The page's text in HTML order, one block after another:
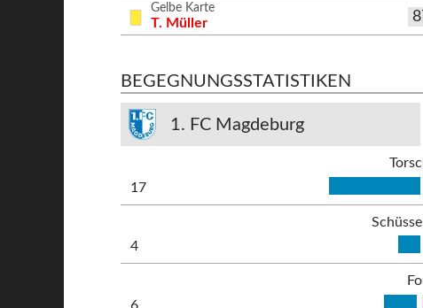
Gelbe Karte
T. Müller
BEGEGNUNGSSTATISTIKEN
1. FC Magdeburg
17
4
6